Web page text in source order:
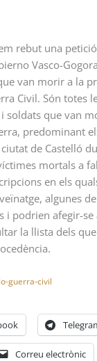
rebut una
Vasco-
van morir a la
Civil. Són totes
soldats que van
predominant
de Castelló
mortals a
en els
algunes
i podrien afegir-se
la llista dels
guerra-civil
Correu electrònic